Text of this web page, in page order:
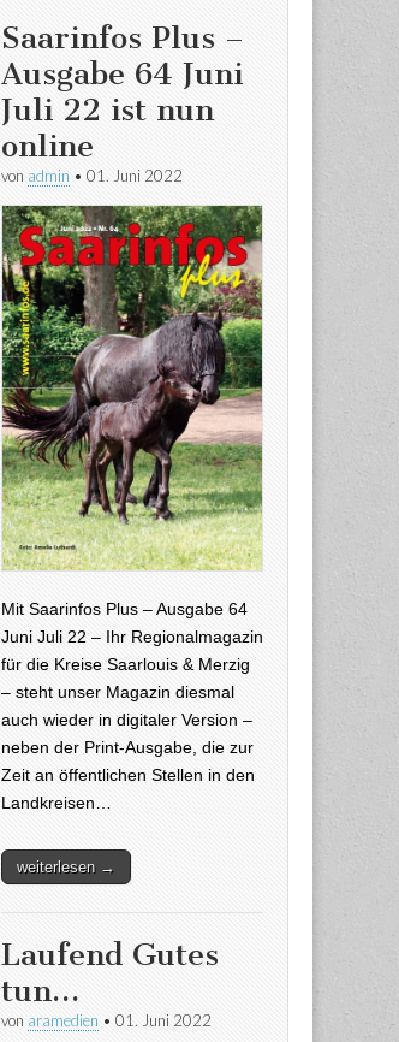
Saarinfos Plus –
Ausgabe 64 Juni
Juli 22 ist nun
online
von admin • 01. Juni 2022
Mit Saarinfos Plus – Ausgabe 64
Juni Juli 22 – Ihr Regionalmagazin
für die Kreise Saarlouis & Merzig
– steht unser Magazin diesmal
auch wieder in digitaler Version –
neben der Print-Ausgabe, die zur
Zeit an öffentlichen Stellen in den
Landkreisen…
weiterlesen →
Laufend Gutes
tun…
von aramedien • 01. Juni 2022